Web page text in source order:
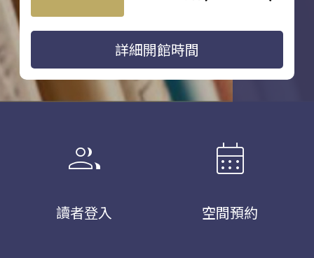
詳細開館時間
group
讀者登入
calendar_month
空間預約